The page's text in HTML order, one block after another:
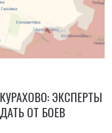
ЭКСПЕРТЫ
ОТ БОЕВ